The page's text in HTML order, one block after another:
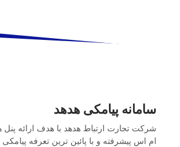
سامانه پیامکی هدهد
شرکت تجارت ارتباط هدهد با هدف ارائه
ام اس پیشرفته و با پائین ترین تعرفه